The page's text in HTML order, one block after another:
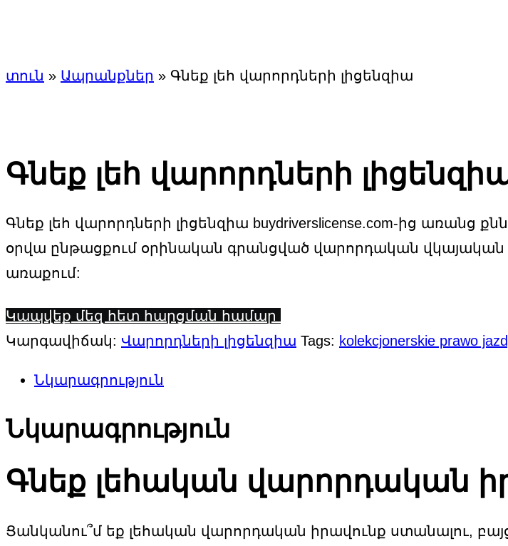
տուն » Ապրանքներ » Գնեք լեհ վարորդների լիցենզիա
Գնեք լեհ վարորդների
Գնեք լեհ վարորդների լիցենզիա buydriverslicense.com-ից
օրվա ընթացքում օրինական գրանցված վարորդական
առաքում:
Կապվեք մեզ հետ հարցման համար
Կարգավիճակ: Վարորդների լիցենզիա Tags: kolekcjonerskie prawo
Նկարագրություն
Նկարագրություն
Գնեք լեհական վարորդական
Ցանկանու՞մ եք լեհական վարորդական իրավունք ստանալու,